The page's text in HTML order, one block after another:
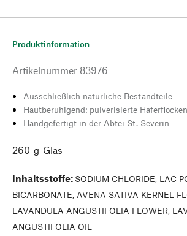
Produktinformation
Artikelnummer 83976
Ausschließlich natürliche Bestandteile
Hautberuhigend: pulverisierte Haferflocken
Handgefertigt in der Abtei St. Severin
260-g-Glas
Inhaltsstoffe: SODIUM CHLORIDE, LAC
BICARBONATE, AVENA SATIVA KERNEL
LAVANDULA ANGUSTIFOLIA FLOWER,
ANGUSTIFOLIA OIL